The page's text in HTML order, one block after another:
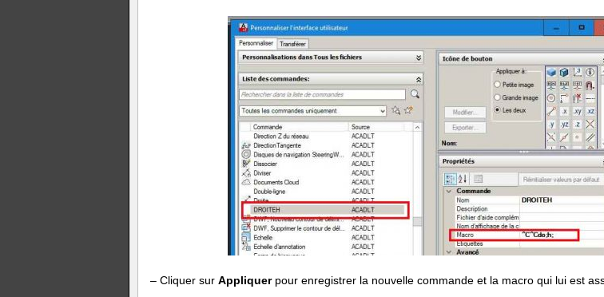
– Cliquer sur Appliquerpour enregistrer la nouvelle commande et la macro qui lui est